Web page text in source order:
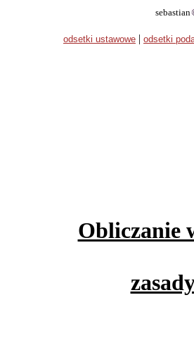
sebastian
odsetki ustawowe | odsetki
Obliczanie